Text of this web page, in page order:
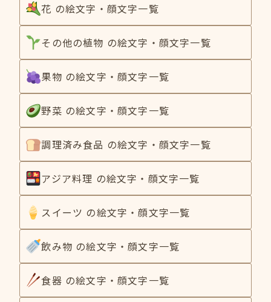
花 の絵文字・顔文字一覧
その他の植物 の絵文字・顔文字一覧
果物 の絵文字・顔文字一覧
野菜 の絵文字・顔文字一覧
調理済み食品 の絵文字・顔文字一覧
アジア料理 の絵文字・顔文字一覧
スイーツ の絵文字・顔文字一覧
飲み物 の絵文字・顔文字一覧
食器 の絵文字・顔文字一覧